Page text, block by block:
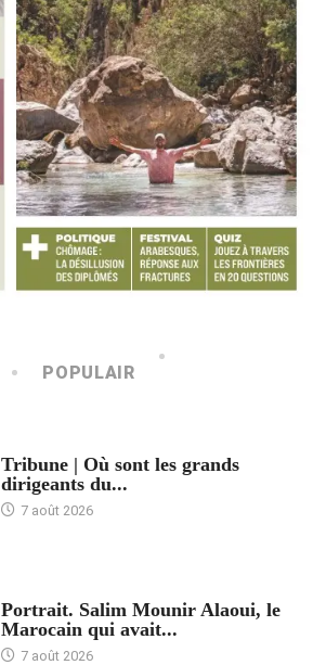
POPULAIR
Tribune | Où sont les grands
dirigeants du...
7 août 2026
Portrait. Salim Mounir Alaoui, le
Marocain qui avait...
7 août 2026